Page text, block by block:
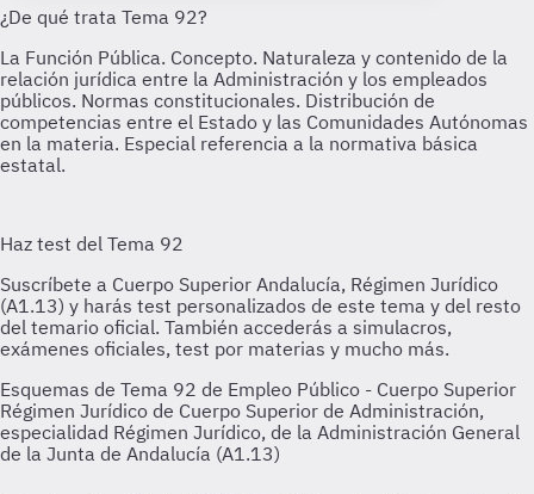
Esquemas de Tema 92 de Empleo Público - Cuerpo Superior
Régimen Jurídico de Cuerpo Superior de Administración,
especialidad Régimen Jurídico, de la Administración General
de la Junta de Andalucía (A1.13)